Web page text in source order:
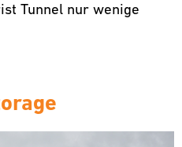
Tunnel nur wenige